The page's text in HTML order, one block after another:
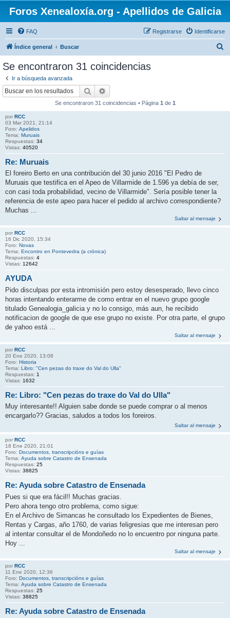
Foros Xenealoxía.org - Apellidos de Galicia
FAQ Identificarse
Registrarse
Índice general Buscar
Se encontraron 31 coincidencias
Ir a búsqueda avanzada
Buscar
Se encontraron 31 coincidencias • Página 1 de 1
por RCC
03 Mar 2021, 21:14
Foro: Apelidos
Tema: Muruais
Respuestas: 34
Vistas: 40520
Re: Muruais
El foreiro Berto en una contribución del 30 junio 2016 "El Pedro de
Muruais que testifica en el Apeo de Villarmide de 1.596 ya debía de ser,
con casi toda probabilidad, vecino de Villarmide". Sería posible tener la
referencia de este apeo para hacer el pedido al archivo correspondiente?
Muchas ...
Saltar al mensaje
por RCC
16 Dic 2020, 15:34
Foro: Novas
Tema: Encontro en Pontevedra (a crónica)
Respuestas: 4
Vistas: 12642
AYUDA
Pido disculpas por esta intromisión pero estoy desesperado, llevo cinco
horas intentando enterarme de como entrar en el nuevo grupo google
titulado Genealogia_galicia y no lo consigo, más aun, he recibido
notificacion de google de que ese grupo no existe. Por otra parte, el grupo
de yahoo está ...
Saltar al mensaje
por RCC
20 Ene 2020, 13:08
Foro: Historia
Tema: Libro: "Cen pezas do traxe do Val do Ulla"
Respuestas: 1
Vistas: 1632
Re: Libro: "Cen pezas do traxe do Val do Ulla"
Muy interesante!! Alguien sabe donde se puede comprar o al menos
encargarlo?? Gracias, saludos a todos los foreiros.
Saltar al mensaje
por RCC
18 Ene 2020, 21:01
Foro: Documentos, transcripcións e guías
Tema: Ayuda sobre Catastro de Ensenada
Respuestas: 25
Vistas: 38825
Re: Ayuda sobre Catastro de Ensenada
Pues si que era fácil!! Muchas gracias.
Pero ahora tengo otro problema, como sigue:
En el Archivo de Simancas he consultado los Expedientes de Bienes,
Rentas y Cargas, año 1760, de varias feligresias que me interesan pero
al intentar consultar el de Mondoñedo no lo encuentro por ninguna parte.
Hoy ...
Saltar al mensaje
por RCC
11 Ene 2020, 12:36
Foro: Documentos, transcripcións e guías
Tema: Ayuda sobre Catastro de Ensenada
Respuestas: 25
Vistas: 38825
Re: Ayuda sobre Catastro de Ensenada